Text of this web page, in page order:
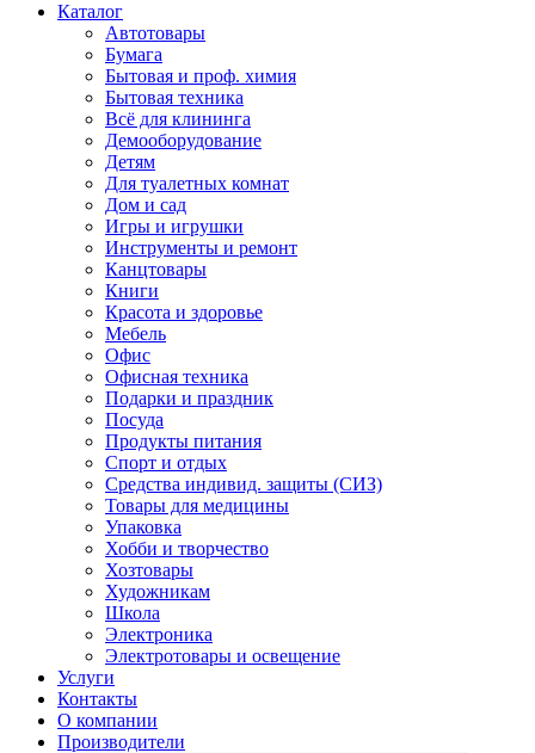
Каталог
Автотовары
Бумага
Бытовая и проф. химия
Бытовая техника
Всё для клининга
Демооборудование
Детям
Для туалетных комнат
Дом и сад
Игры и игрушки
Инструменты и ремонт
Канцтовары
Книги
Красота и здоровье
Мебель
Офис
Офисная техника
Подарки и праздник
Посуда
Продукты питания
Спорт и отдых
Средства индивид. защиты (СИЗ)
Товары для медицины
Упаковка
Хобби и творчество
Хозтовары
Художникам
Школа
Электроника
Электротовары и освещение
Услуги
Контакты
О компании
Производители